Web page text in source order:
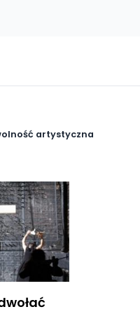
artystyczna